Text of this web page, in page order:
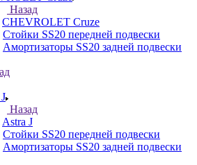
Назад
CHEVROLET Cruze
Стойки SS20 передней подвески
Амортизаторы SS20 задней подвески
Назад
Astra J
Стойки SS20 передней подвески
Амортизаторы SS20 задней подвески